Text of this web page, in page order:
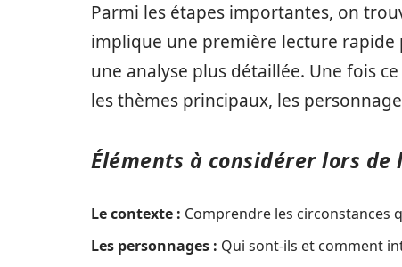
Parmi les étapes importantes, on
implique une première lecture rapide
une analyse plus détaillée. Une fois
les thèmes principaux, les
Éléments à considérer lors de
Le contexte : Comprendre les circonstances
Les personnages : Qui sont-ils et comment